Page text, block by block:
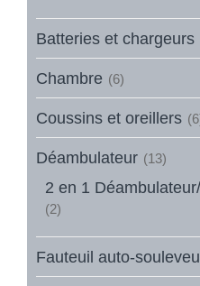
Batteries et chargeurs
Chambre (6)
Coussins et oreillers
Déambulateur (13)
2 en 1
(2)
Fauteuil auto-